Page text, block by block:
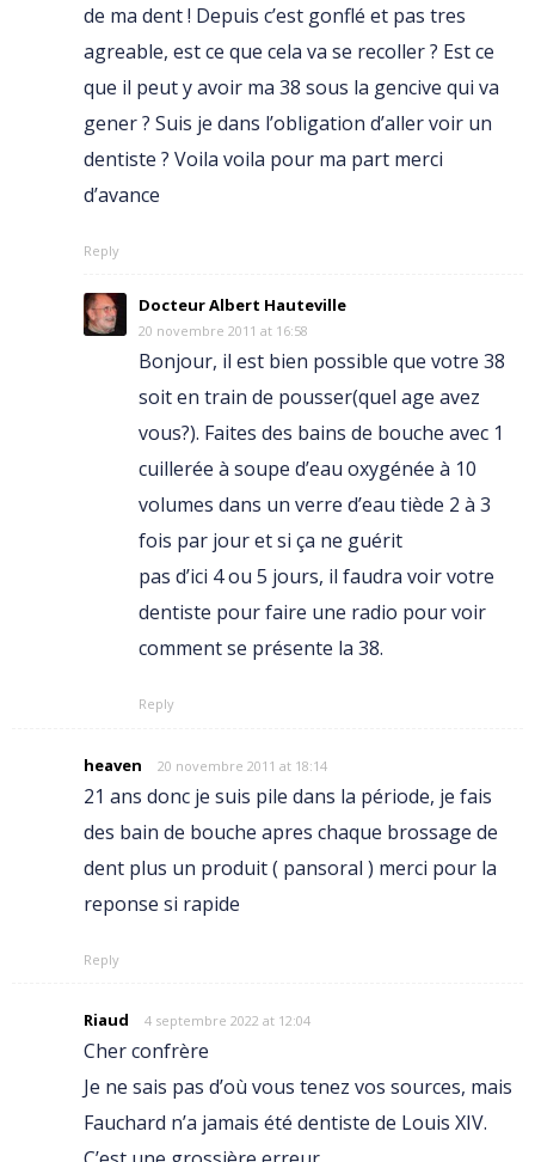
de ma dent ! Depuis c’est gonflé et pas tres
agreable, est ce que cela va se recoller ? Est ce
que il peut y avoir ma 38 sous la gencive qui va
gener ? Suis je dans l’obligation d’aller voir un
dentiste ? Voila voila pour ma part merci
d’avance
Reply
Docteur Albert Hauteville
20 novembre 2011 at 16:58
Bonjour, il est bien possible que votre 38
soit en train de pousser(quel age avez
vous?). Faites des bains de bouche avec 1
cuillerée à soupe d’eau oxygénée à 10
volumes dans un verre d’eau tiède 2 à 3
fois par jour et si ça ne guérit
pas d’ici 4 ou 5 jours, il faudra voir votre
dentiste pour faire une radio pour voir
comment se présente la 38.
Reply
heaven 20 novembre 2011 at 18:14
21 ans donc je suis pile dans la période, je fais
des bain de bouche apres chaque brossage de
dent plus un produit ( pansoral ) merci pour la
reponse si rapide
Reply
Riaud 4 septembre 2022 at 12:04
Cher confrère
Je ne sais pas d’où vous tenez vos sources, mais
Fauchard n’a jamais été dentiste de Louis XIV.